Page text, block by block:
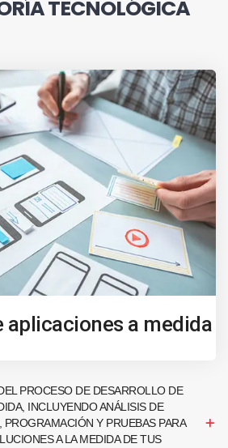
TECNOLÓGICA
aplicaciones a medida
PROCESO DE DESARROLLO DE
INCLUYENDO ANÁLISIS DE
PROGRAMACIÓN Y PRUEBAS PARA
A LA MEDIDA DE TUS